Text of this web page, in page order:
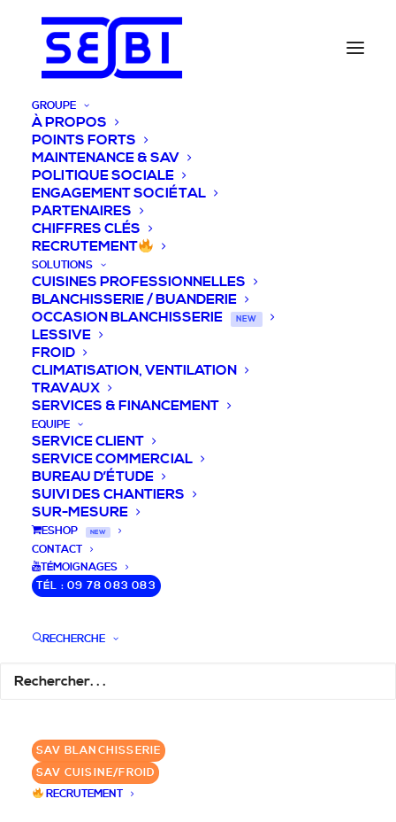
GROUPE
À PROPOS
POINTS FORTS
MAINTENANCE & SAV
POLITIQUE SOCIALE
ENGAGEMENT SOCIÉTAL
PARTENAIRES
CHIFFRES CLÉS
RECRUTEMENT
SOLUTIONS
CUISINES PROFESSIONNELLES
BLANCHISSERIE / BUANDERIE
OCCASION BLANCHISSERIE
NEW
LESSIVE
FROID
CLIMATISATION, VENTILATION
TRAVAUX
SERVICES & FINANCEMENT
EQUIPE
SERVICE CLIENT
SERVICE COMMERCIAL
BUREAU D’ÉTUDE
SUIVI DES CHANTIERS
SUR-MESURE
ESHOP NEW
CONTACT
TÉMOIGNAGES
TÉL : 09 78 083 083
RECHERCHE
SAV BLANCHISSERIE
SAV CUISINE/FROID
RECRUTEMENT
DEVIS / CONSEILS /
QUESTIONS
✆ 09 78 083 083
GROUPE SEBI